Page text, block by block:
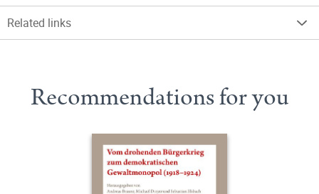
Related links
Recommendations for you